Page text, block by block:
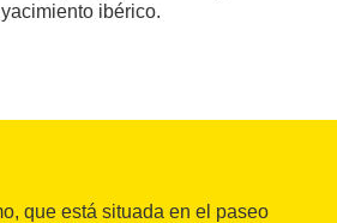
ibérico.
que está situada en el paseo